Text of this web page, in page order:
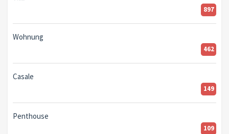
897
Wohnung
462
Casale
149
Penthouse
109